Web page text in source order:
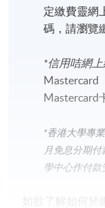
定繳費靈網
碼，請瀏覽
*信用咭網
Mastercard
Mastercard
*香港大學專
月免息分期
學中心作付款
如欲了解如何